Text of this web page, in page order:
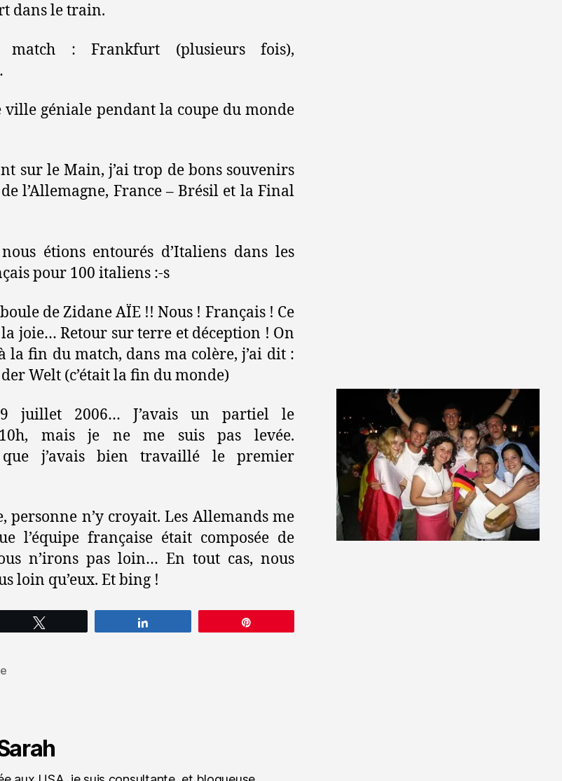
dans le train.
: Frankfurt (plusieurs fois),
ville géniale pendant la coupe du monde
sur le Main, j’ai trop de bons souvenirs
l’Allemagne, France – Brésil et la Final
étions entourés d’Italiens dans les
pour 100 italiens :-s
de Zidane AÏE !! Nous ! Français ! Ce
joie… Retour sur terre et déception ! On
la fin du match, dans ma colère, j’ai dit :
Welt (c’était la fin du monde)
juillet 2006… J’avais un partiel le
mais je ne me suis pas levée.
que j’avais bien travaillé le premier
personne n’y croyait. Les Allemands me
l’équipe française était composée de
n’irons pas loin… En tout cas, nous
loin qu’eux. Et bing !